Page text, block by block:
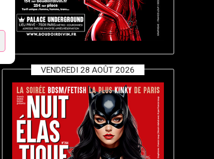
VENDREDI 28 AOÛT 2026